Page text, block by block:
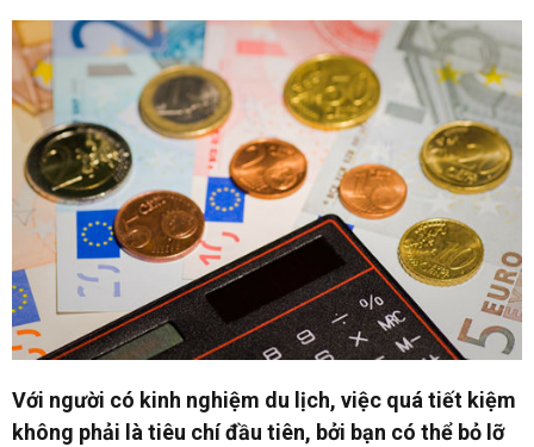
Với người có kinh nghiệm du lịch, việc quá tiết kiệm
không phải là tiêu chí đầu tiên, bởi bạn có thể bỏ lỡ